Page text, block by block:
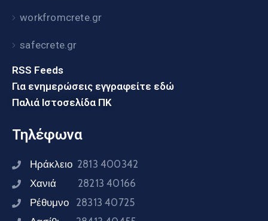
workfromcrete.gr
safecrete.gr
RSS Feeds
Για ενημερώσεις εγγραφείτε εδώ
Παλιά Ιστοσελίδα ΠΚ
Τηλέφωνα
Ηράκλειο 2813 400342
Χανιά 28213 40166
Ρέθυμνο 28313 40725